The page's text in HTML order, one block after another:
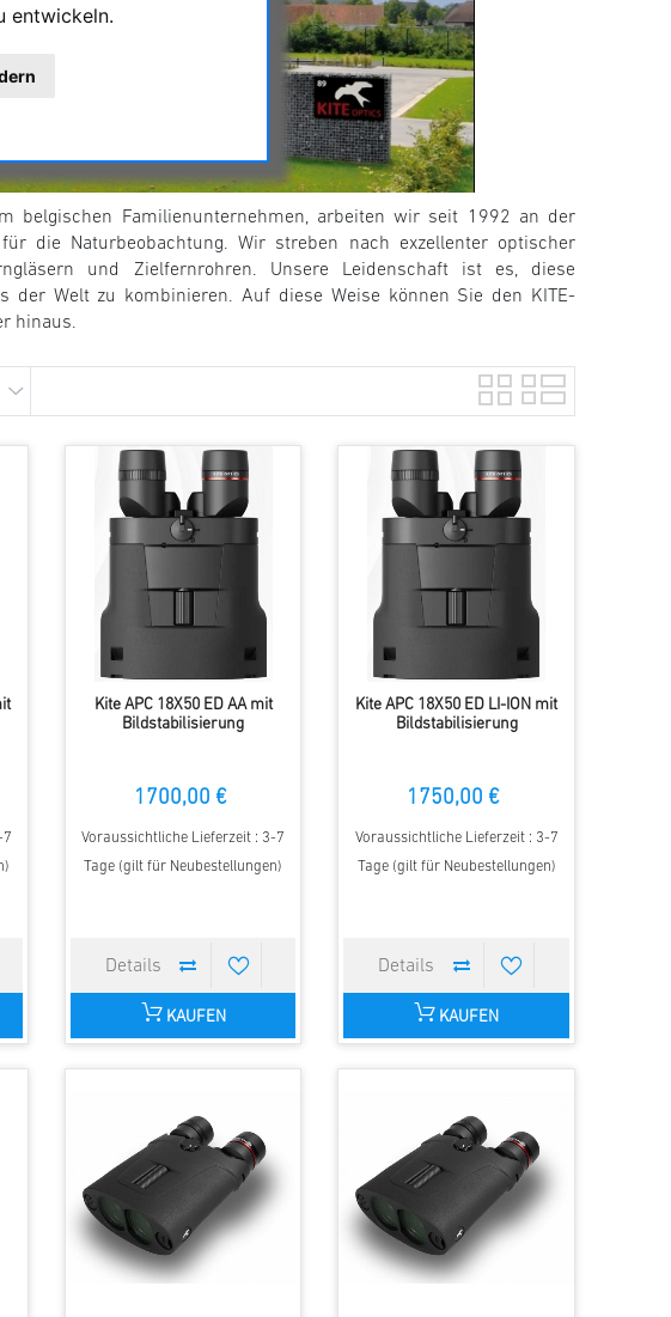
entwickeln.
belgischen Familienunternehmen, arbeiten wir seit 1992 an der
die Naturbeobachtung. Wir streben nach exzellenter optischer
und Zielfernrohren. Unsere Leidenschaft ist es, diese
der Welt zu kombinieren. Auf diese Weise können Sie den KITE-
hinaus.
7
Kite APC 18X50 ED AA mit
Bildstabilisierung
1700,00 €
Voraussichtliche Lieferzeit : 3-7
Tage (gilt für Neubestellungen)
KAUFEN
Kite APC 18X50 ED LI-ION mit
Bildstabilisierung
1750,00 €
Voraussichtliche Lieferzeit : 3-7
Tage (gilt für Neubestellungen)
KAUFEN